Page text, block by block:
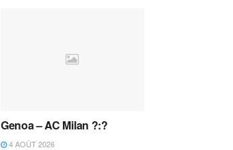
Genoa – AC Milan ?:?
4 AOÛT 2026